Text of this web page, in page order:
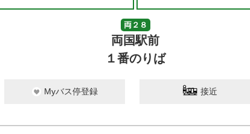
両２８
両国駅前
１番のりば
Myバス停登録 接近